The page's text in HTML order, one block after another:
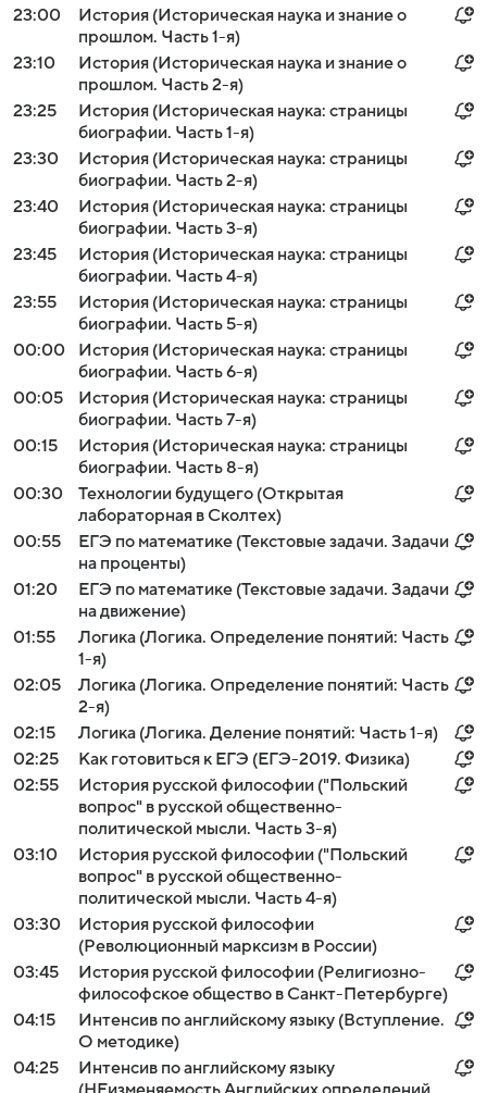
23:00
История (Историческая наука и знание о
прошлом. Часть 1-я)
23:10
История (Историческая наука и знание о
прошлом. Часть 2-я)
23:25
История (Историческая наука: страницы
биографии. Часть 1-я)
23:30
История (Историческая наука: страницы
биографии. Часть 2-я)
23:40
История (Историческая наука: страницы
биографии. Часть 3-я)
23:45
История (Историческая наука: страницы
биографии. Часть 4-я)
23:55
История (Историческая наука: страницы
биографии. Часть 5-я)
00:00
История (Историческая наука: страницы
биографии. Часть 6-я)
00:05
История (Историческая наука: страницы
биографии. Часть 7-я)
00:15
История (Историческая наука: страницы
биографии. Часть 8-я)
00:30
Технологии будущего (Открытая
лабораторная в Сколтех)
00:55
ЕГЭ по математике (Текстовые задачи. Задачи
на проценты)
01:20
ЕГЭ по математике (Текстовые задачи. Задачи
на движение)
01:55
Логика (Логика. Определение понятий: Часть
1-я)
02:05
Логика (Логика. Определение понятий: Часть
2-я)
02:15
Логика (Логика. Деление понятий: Часть 1-я)
02:25
Как готовиться к ЕГЭ (ЕГЭ-2019. Физика)
02:55
История русской философии ("Польский
вопрос" в русской общественно-
политической мысли. Часть 3-я)
03:10
История русской философии ("Польский
вопрос" в русской общественно-
политической мысли. Часть 4-я)
03:30
История русской философии
(Революционный марксизм в России)
03:45
История русской философии (Религиозно-
философское общество в Санкт-Петербурге)
04:15
Интенсив по английскому языку (Вступление.
О методике)
04:25
Интенсив по английскому языку